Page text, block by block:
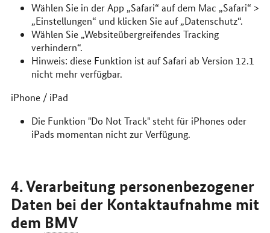
Wählen Sie in der App „Safari“ auf dem Mac „Safari“ >
„Einstellungen“ und klicken Sie auf „Datenschutz“.
Wählen Sie „Websiteübergreifendes Tracking
verhindern“.
Hinweis: diese Funktion ist auf Safari ab Version 12.1
nicht mehr verfügbar.
iPhone / iPad
Die Funktion "Do Not Track" steht für iPhones oder
iPads momentan nicht zur Verfügung.
4. Verarbeitung personenbezogener
Daten bei der Kontaktaufnahme mit
dem BMV